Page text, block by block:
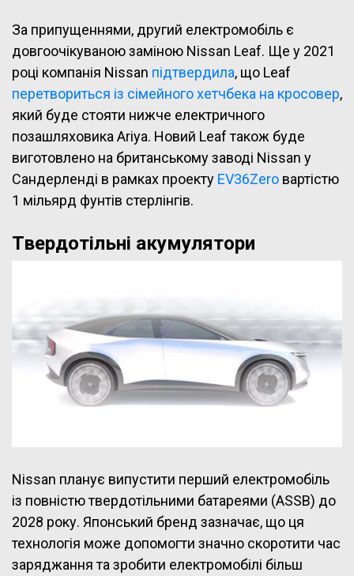
За припущеннями, другий електромобіль є
довгоочікуваною заміною Nissan Leaf. Ще у 2021
році компанія Nissan підтвердила, що Leaf
перетвориться із сімейного хетчбека на кросовер,
який буде стояти нижче електричного
позашляховика Ariya. Новий Leaf також буде
виготовлено на британському заводі Nissan у
Сандерленді в рамках проекту EV36Zero вартістю
1 мільярд фунтів стерлінгів.
Твердотільні акумулятори
Nissan планує випустити перший електромобіль
із повністю твердотільними батареями (ASSB) до
2028 року. Японський бренд зазначає, що ця
технологія може допомогти значно скоротити час
заряджання та зробити електромобілі більш